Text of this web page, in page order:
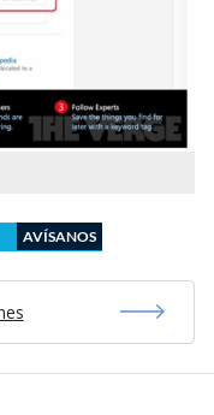
AVÍSANOS